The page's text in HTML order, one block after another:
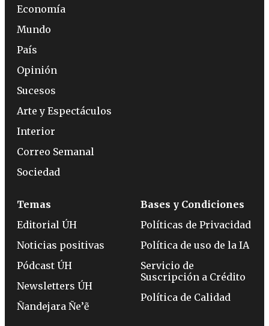
Economía
Mundo
País
Opinión
Sucesos
Arte y Espectáculos
Interior
Correo Semanal
Sociedad
Temas
Editorial ÚH
Noticias positivas
Pódcast ÚH
Newsletters ÚH
Ñandejara Ñe’ẽ
Bases y Condiciones
Políticas de Privacidad
Política de uso de la IA
Servicio de
Suscripción a Crédito
Política de Calidad